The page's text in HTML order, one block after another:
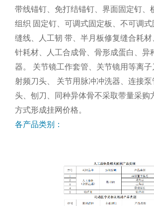
带线锚钉、免打结锚钉、界面固定钉、
组织 固定钉、可调式固定板、不可调式
缝线、人工韧 带、半月板修复缝合耗材
针耗材、人工合成骨、骨形成蛋白、异
器。
关节镜工作套管、关节镜用等离子
射频刀头、 关节用脉冲冲洗器、连接
头、刨刀、同种异体骨不采取带量采购
方式形成挂网价格。
各产品类别：